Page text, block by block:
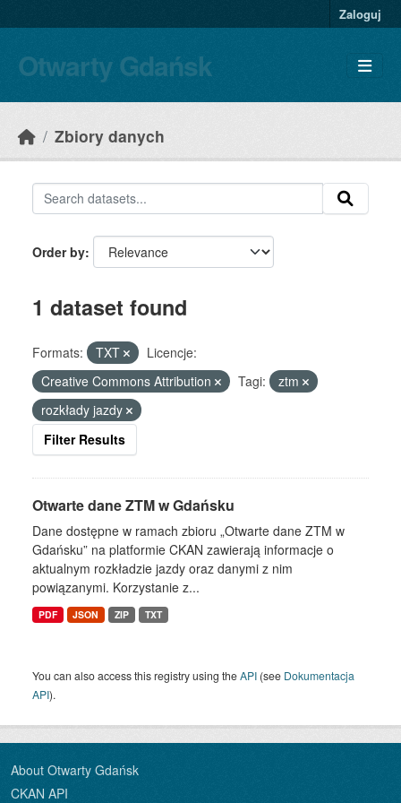
Zaloguj
Otwarty Gdańsk
Zbiory danych
Order by
1 dataset found
Formats: TXT
Licencje:
Creative Commons Attribution
Tagi:
ztm
rozkłady jazdy
Filter Results
Otwarte dane ZTM w Gdańsku
Dane dostępne w ramach zbioru „Otwarte dane ZTM w
Gdańsku” na platformie CKAN zawierają informacje o
aktualnym rozkładzie jazdy oraz danymi z nim
powiązanymi. Korzystanie z...
PDF JSON ZIP TXT
You can also access this registry using theAPI (see Dokumentacja
API).
About Otwarty Gdańsk
CKAN API